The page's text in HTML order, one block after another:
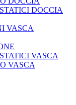
DOCCIA
VASCA
VASCA
VASCA